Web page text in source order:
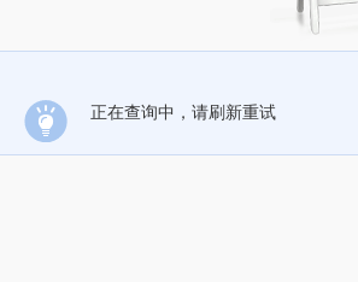
正在查询中，请刷新重试